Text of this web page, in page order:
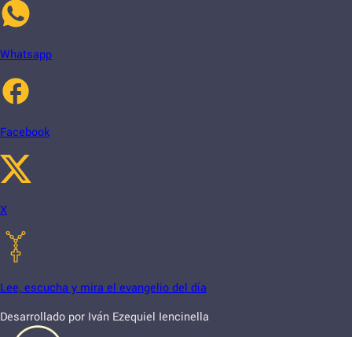
Whatsapp
Facebook
X
Lee, escucha y mira el evangelio del día
Desarrollado por Iván Ezequiel Iencinella